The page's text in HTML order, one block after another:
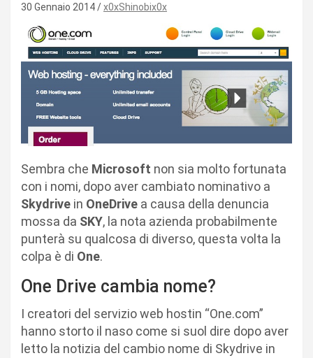
30 Gennaio 2014 x0xShinobix0x
Sembra che Microsoft non sia molto fortunata
con i nomi, dopo aver cambiato nominativo a
Skydrive in OneDrive a causa della denuncia
mossa da SKY, la nota azienda probabilmente
punterà su qualcosa di diverso, questa volta la
colpa è di One.
One Drive cambia nome?
I creatori del servizio web hostin “One.com”
hanno storto il naso come si suol dire dopo aver
letto la notizia del cambio nome di Skydrive in